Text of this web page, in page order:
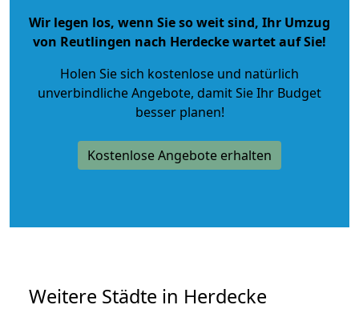
Wir legen los, wenn Sie so weit sind, Ihr Umzug
von Reutlingen nach Herdecke wartet auf Sie!
Holen Sie sich kostenlose und natürlich
unverbindliche Angebote, damit Sie Ihr Budget
besser planen!
Kostenlose Angebote erhalten
Weitere Städte in Herdecke